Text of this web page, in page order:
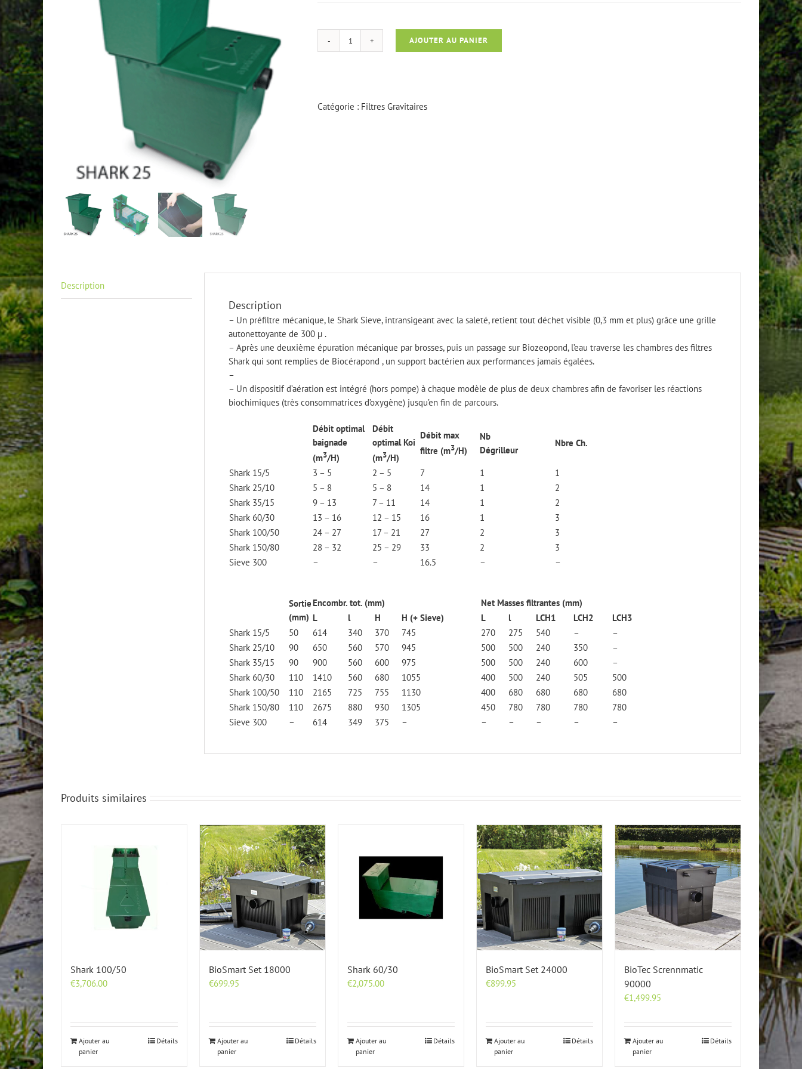
quantité
AJOUTER AU PANIER
Catégorie : Filtres Gravitaires
Description
Description
– Un préfiltre mécanique, le Shark Sieve, intransigeant avec la saleté, retient tout déchet visible (0,3 mm et plus) grâce une grille
autonettoyante de 300 µ .
– Après une deuxième épuration mécanique par brosses, puis un passage sur Biozeopond, l’eau traverse les chambres des filtres
Shark qui sont remplies de Biocérapond , un support bactérien aux performances jamais égalées.
–
– Un dispositif d’aération est intégré (hors pompe) à chaque modèle de plus de deux chambres afin de favoriser les réactions
biochimiques (très consommatrices d’oxygène) jusqu’en fin de parcours.
Débit optimal
baignade
(m3/H)
Débit
optimal Koi
(m3/H)
Débit max
filtre (m3/H)
Nb
Dégrilleur
Nbre Ch.
Shark 15/5 3 – 5 2 – 5 7 1
1
Shark 25/10
5 – 8 5 – 8 14 1
2
Shark 35/15
9 – 13 7 – 11 14 1
2
Shark 60/30
13 – 16 12 – 15 16 1
3
Shark 100/50
24 – 27 17 – 21 27 2
3
Shark 150/80
28 – 32 25 – 29 33 2
3
Sieve 300
– – 16.5 – –
Sortie
(mm)
Encombr. tot. (mm)
Net Masses filtrantes (mm)
L
l H H (+ Sieve) L l LCH1 LCH2
LCH3
Shark 15/5
50 614 340 370 745 270 275 540 –
–
Shark 25/10
90 650 560 570 945 500 500 240 350
–
Shark 35/15
90 900 560 600 975 500 500 240 600
–
Shark 60/30
110 1410 560 680 1055 400 500 240 505
500
Shark 100/50
110 2165 725 755 1130 400 680 680 680
680
Shark 150/80
110 2675 880 930 1305 450 780 780 780
780
Sieve 300
– 614 349 375 – – – – – –
Produits similaires
Shark 100/50
€3,706.00
Ajouter au
panier
Détails
BioSmart Set 18000
€699.95
Ajouter au
panier
Détails
Shark 60/30
€2,075.00
Ajouter au
panier
Détails
BioSmart Set 24000
€899.95
Ajouter au
panier
Détails
BioTec Scrennmatic
90000
€1,499.95
Ajouter au
panier
Détails